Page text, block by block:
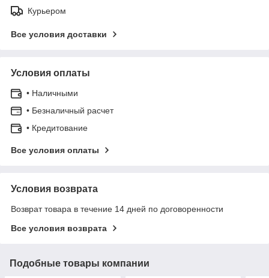
Курьером
Все условия доставки
Условия оплаты
• Наличными
• Безналичный расчет
• Кредитование
Все условия оплаты
Условия возврата
Возврат товара в течение 14 дней по договоренности
Все условия возврата
Подобные товары компании